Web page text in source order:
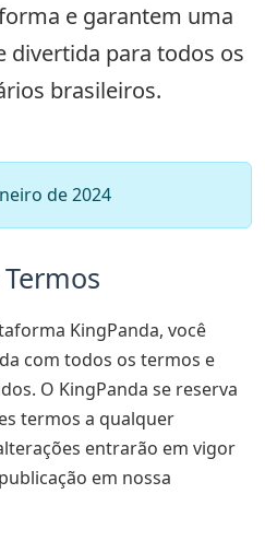
e garantem uma
divertida para todos os
brasileiros.
de 2024
KingPanda, você
com todos os termos e
O KingPanda se reserva
termos a qualquer
entrarão em vigor
em nossa